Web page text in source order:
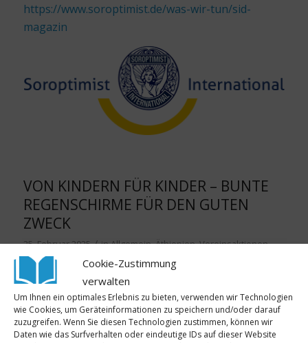
Cookie-Zustimmung
verwalten
Um Ihnen ein optimales Erlebnis zu bieten, verwenden wir Technologien
wie Cookies, um Geräteinformationen zu speichern und/oder darauf
zuzugreifen. Wenn Sie diesen Technologien zustimmen, können wir
Daten wie das Surfverhalten oder eindeutige IDs auf dieser Website
https://www.soroptimist.de/was-wir-tun/sid-
magazin
VON KINDERN FÜR KINDER – BUNTE
REGENSCHIRME FÜR DEN GUTEN
ZWECK
25. Februar 2025 / inAllgemein,Äthiopien,Vereinsaktionen
/ von Annemarie
Die Kinder des Christus-Kindergartens in
Wilhelmshaven waren sehr kreativ und haben für
Lehrerinnen und Lehrer ohne Grenzen 30 große